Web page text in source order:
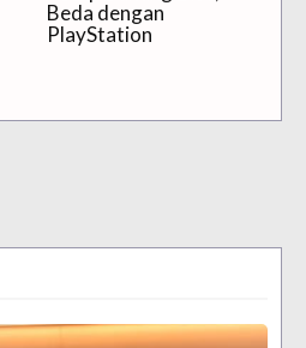
Beda dengan
PlayStation